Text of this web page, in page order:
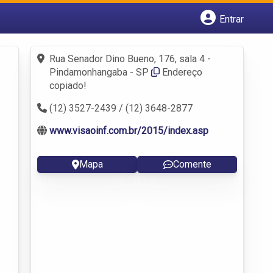
Entrar
Fazer login
Criar conta
Rua Senador Dino Bueno, 176, sala 4 -
Pindamonhangaba - SP
Endereço
copiado!
(12) 3527-2439 / (12) 3648-2877
www.visaoinf.com.br/2015/index.asp
Mapa Comente